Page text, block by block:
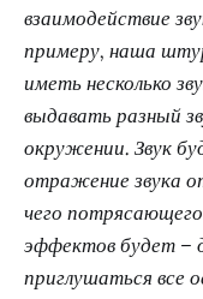
взаимодействие
примеру, наша
иметь несколько
выдавать разный
окружении. Звук
отражение звука
чего
эффектов будет –
приглушаться все